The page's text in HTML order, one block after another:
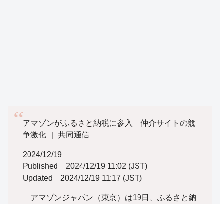
アマゾンがふるさと納税に参入 仲介サイトの競
争激化 ｜ 共同通信
2024/12/19
Published 2024/12/19 11:02 (JST)
Updated 2024/12/19 11:17 (JST)
アマゾンジャパン（東京）は19日、ふるさと納